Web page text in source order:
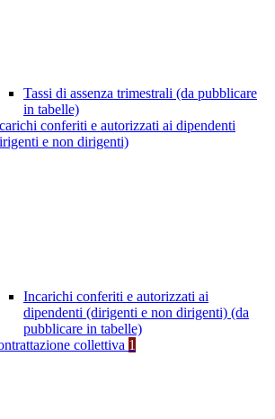
Tassi di assenza trimestrali (da pubblicare
in tabelle)
conferiti e autorizzati ai dipendenti
e non dirigenti)
Incarichi conferiti e autorizzati ai
dipendenti (dirigenti e non dirigenti) (da
pubblicare in tabelle)
collettiva 1